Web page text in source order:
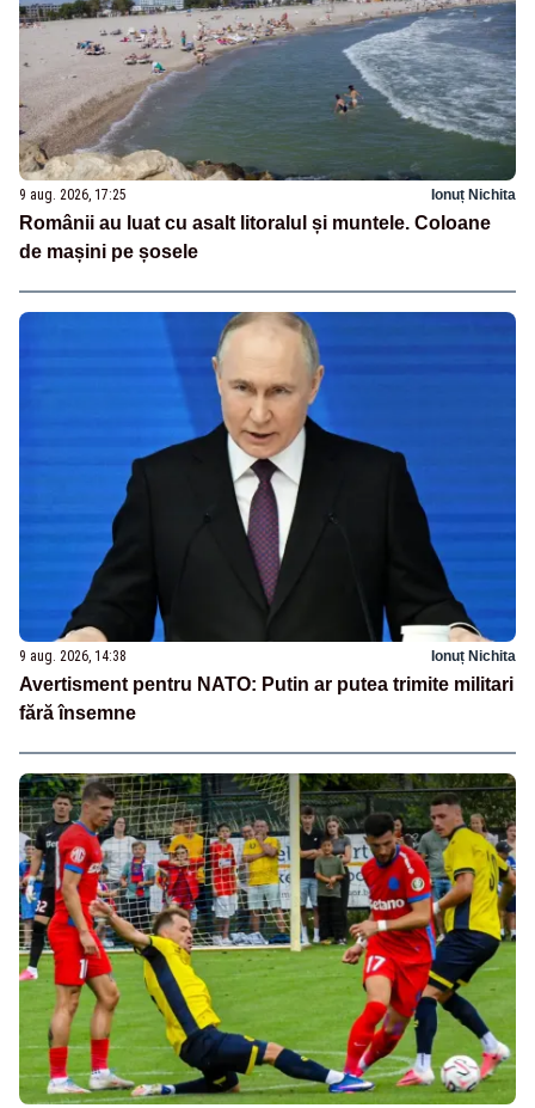
9 aug. 2026, 17:25 Ionuț Nichita
Românii au luat cu asalt litoralul și muntele. Coloane
de mașini pe șosele
9 aug. 2026, 14:38 Ionuț Nichita
Avertisment pentru NATO: Putin ar putea trimite militari
fără însemne